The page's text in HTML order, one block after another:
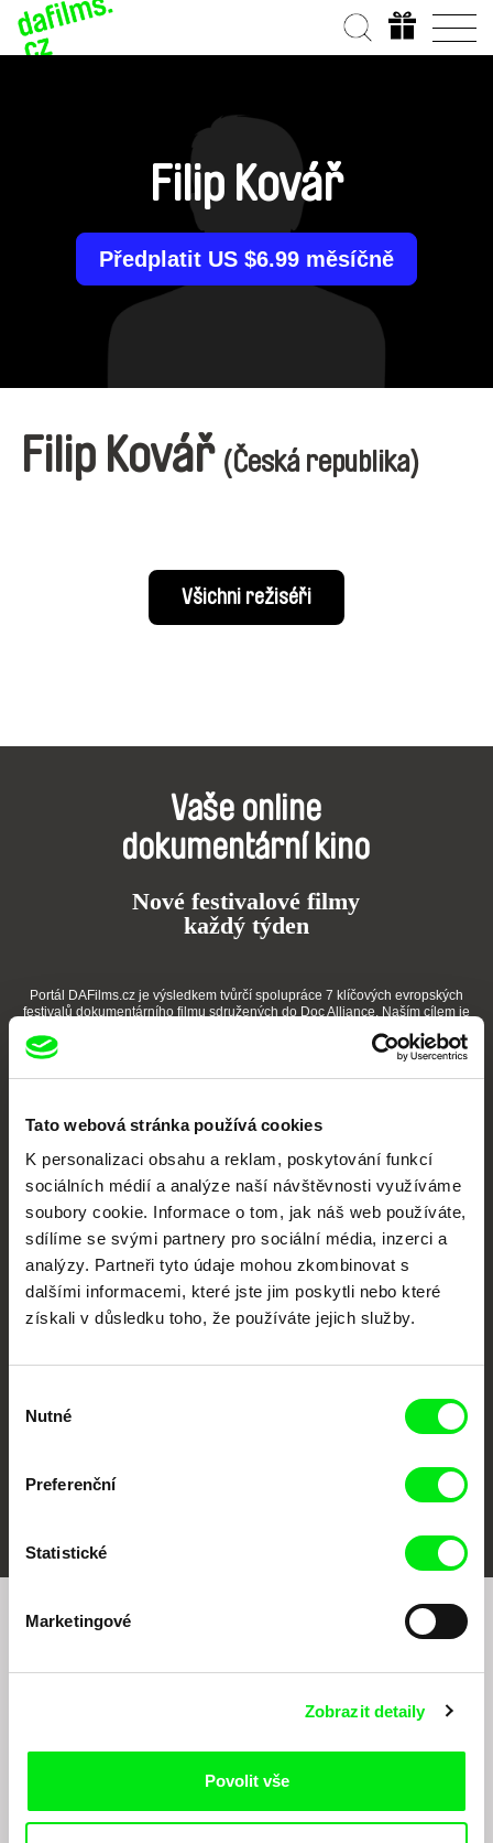
Tato webová stránka používá cookies
K personalizaci obsahu a reklam, poskytování funkcí
sociálních médií a analýze naší návštěvnosti využíváme
soubory cookie. Informace o tom, jak náš web používáte,
sdílíme se svými partnery pro sociální média, inzerci a
analýzy. Partneři tyto údaje mohou zkombinovat s
dalšími informacemi, které jste jim poskytli nebo které
získali v důsledku toho, že používáte jejich služby.
souhlasu
Nutné
Preferenční
Statistické
Marketingové
Zobrazit detaily
Povolit vše
Filip Kovář
Předplatit US $6.99 měsíčně
Filip Kovář (Česká republika)
Všichni režiséři
Vaše online
dokumentární kino
Nové festivalové filmy
každý týden
Portál DAFilms.cz je výsledkem tvůrčí spolupráce 7 klíčových evropských
festivalů dokumentárního filmu sdružených do Doc Alliance. Naším cílem je
Členové Doc Alliance
CPH:DOX Doclisboa
Millennium Docs
Against Gravity
DOK Leipzig
Chcete být pravidelně informováni o našem